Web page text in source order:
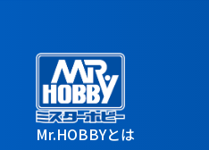
Mr.HOBBYとは